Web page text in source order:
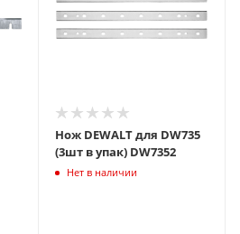
Нож DEWALT для DW735
(3шт в упак) DW7352
Нет в наличии